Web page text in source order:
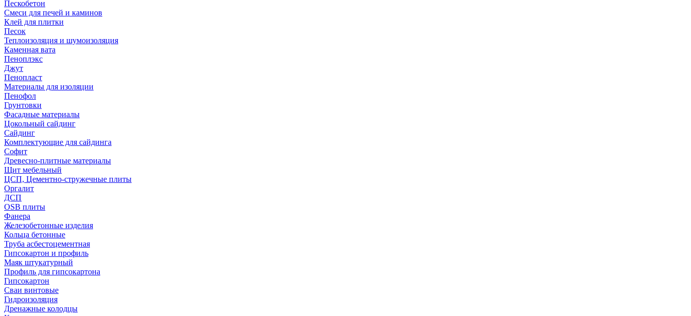
Пескобетон
Смеси для печей и каминов
Клей для плитки
Песок
Теплоизоляция и шумоизоляция
Каменная вата
Пеноплэкс
Джут
Пенопласт
Материалы для изоляции
Пенофол
Грунтовки
Фасадные материалы
Цокольный сайдинг
Сайдинг
Комплектующие для сайдинга
Софит
Древесно-плитные материалы
Щит мебельный
ЦСП, Цементно-стружечные плиты
Оргалит
ДСП
OSB плиты
Фанера
Железобетонные изделия
Кольца бетонные
Труба асбестоцементная
Гипсокартон и профиль
Маяк штукатурный
Профиль для гипсокартона
Гипсокартон
Сваи винтовые
Гидроизоляция
Дренажные колодцы